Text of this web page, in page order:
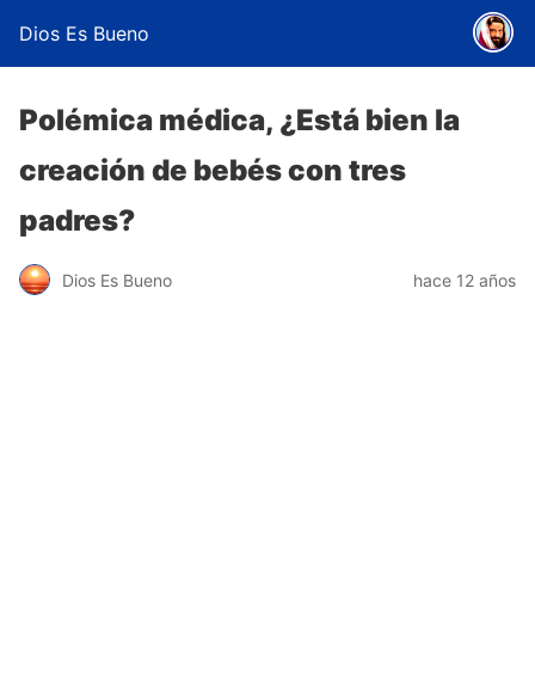
Dios Es Bueno
Polémica médica, ¿Está bien la
creación de bebés con tres
padres?
Dios Es Bueno hace 12 años